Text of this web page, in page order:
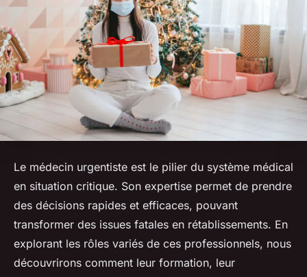
Le médecin urgentiste est le pilier du système médical
en situation critique. Son expertise permet de prendre
des décisions rapides et efficaces, pouvant
transformer des issues fatales en rétablissements. En
explorant les rôles variés de ces professionnels, nous
découvrirons comment leur formation, leur